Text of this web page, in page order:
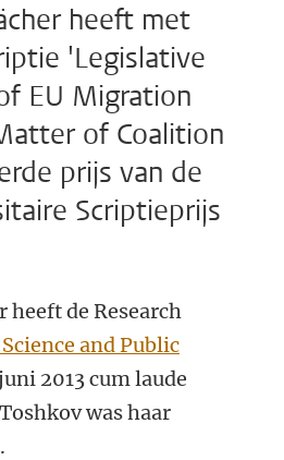
heeft met
'Legislative
EU Migration
of Coalition
prijs van de
Scriptieprijs
heeft de Research
and Public
2013 cum laude
was haar